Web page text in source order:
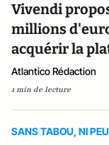
Vivendi
millions
acquérir la
Atlantico Rédaction
1 min de lecture
SANS TABOU, NI